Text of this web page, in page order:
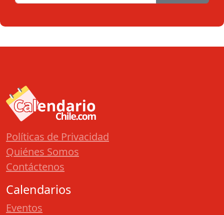
Políticas de Privacidad
Quiénes Somos
Contáctenos
Calendarios
Eventos